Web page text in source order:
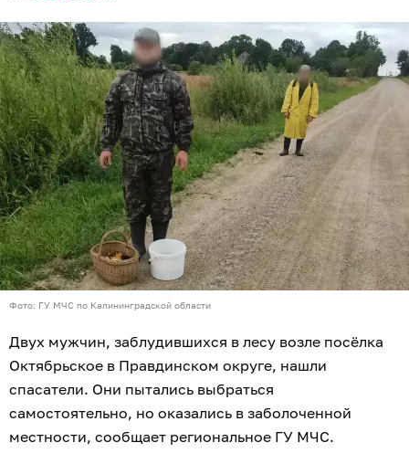
Фото: ГУ МЧС по Калининградской области
Двух мужчин, заблудившихся в лесу возле посёлка
Октябрьское в Правдинском округе, нашли
спасатели. Они пытались выбраться
самостоятельно, но оказались в заболоченной
местности, сообщает региональное ГУ МЧС.